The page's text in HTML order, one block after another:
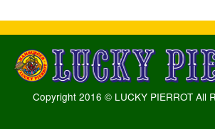
Copyright 2016 © LUCKY PIERROT All